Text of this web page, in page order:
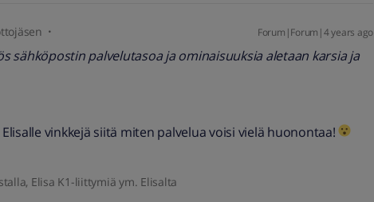
Forum|Forum|4 years ago
sähköpostin palvelutasoa ja ominaisuuksia aletaan karsia ja
vinkkejä siitä miten palvelua voisi vielä huonontaa!
Elisa K1-liittymiä ym. Elisalta